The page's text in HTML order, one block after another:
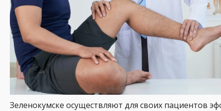
Зеленокумске осуществляют для своих пациентов